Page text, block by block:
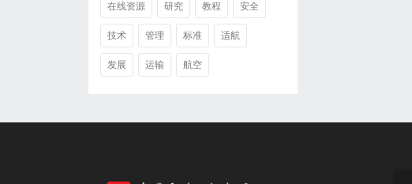
在线资源 研究 教程 安全
技术 管理 标准 适航
发展 运输 航空